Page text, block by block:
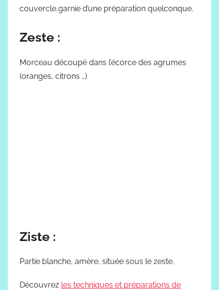
couvercle,garnie d’une préparation quelconque.
Zeste :
Morceau découpé dans l’écorce des agrumes
(oranges, citrons …)
Ziste :
Partie blanche, amère, située sous le zeste.
Découvrez les techniques et préparations de